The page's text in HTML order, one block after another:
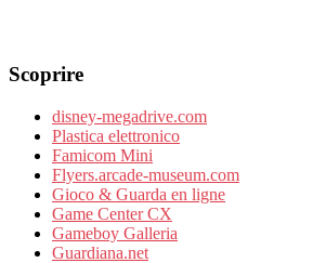
Scoprire
disney-megadrive.com
Plastica elettronico
Famicom Mini
Flyers.arcade-museum.com
Gioco & Guarda en ligne
Game Center CX
Gameboy Galleria
Guardiana.net